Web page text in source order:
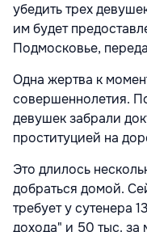
убедить трех
им будет
Подмосковье,
Одна жертва к
совершеннолетия.
девушек забрали
проституцией на
Это длилось
добраться домой.
требует у сутенера
дохода" и 50 тыс.